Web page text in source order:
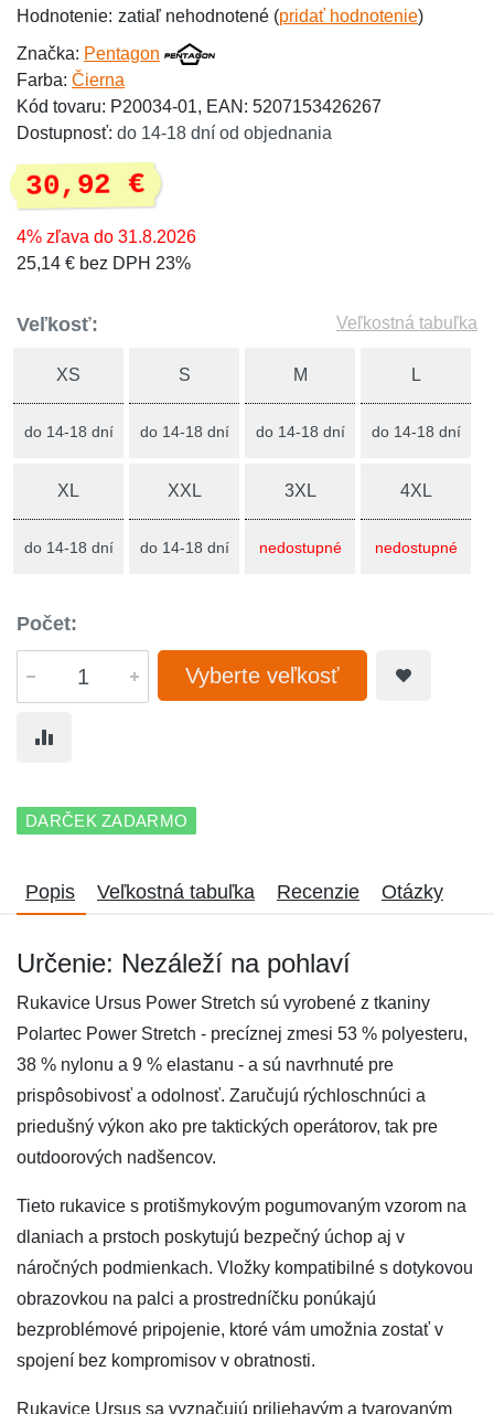
Hodnotenie: zatiaľ nehodnotené (pridať hodnotenie)
Značka: Pentagon
Farba: Čierna
Kód tovaru: P20034-01, EAN: 5207153426267
Dostupnosť: do 14-18 dní od objednania
30,92 €
4% zľava do 31.8.2026
25,14 € bez DPH 23%
Veľkosť: Veľkostná tabuľka
XS
do 14-18 dní
S
do 14-18 dní
M
do 14-18 dní
L
do 14-18 dní
XL
do 14-18 dní
XXL
do 14-18 dní
3XL
nedostupné
4XL
nedostupné
Počet:
Vyberte veľkosť
DARČEK ZADARMO
Popis Veľkostná tabuľka Recenzie Otázky
Určenie: Nezáleží na pohlaví
Rukavice Ursus Power Stretch sú vyrobené z tkaniny
Polartec Power Stretch - precíznej zmesi 53 % polyesteru,
38 % nylonu a 9 % elastanu - a sú navrhnuté pre
prispôsobivosť a odolnosť. Zaručujú rýchloschnúci a
priedušný výkon ako pre taktických operátorov, tak pre
outdoorových nadšencov.
Tieto rukavice s protišmykovým pogumovaným vzorom na
dlaniach a prstoch poskytujú bezpečný úchop aj v
náročných podmienkach. Vložky kompatibilné s dotykovou
obrazovkou na palci a prostredníčku ponúkajú
bezproblémové pripojenie, ktoré vám umožnia zostať v
spojení bez kompromisov v obratnosti.
Rukavice Ursus sa vyznačujú priliehavým a tvarovaným